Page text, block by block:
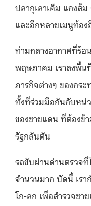
ปลากุเลาเค็ม แกงส้
และอีกหลายเมนูท้อ
ท่ามกลางอากาศที่ร้อ
พฤษภาคม เราลงพื้น
ภารกิจต่างๆ ของกร
ทั้งที่ร่วมมือกันกับหน่
ของชายแดน ที่ต้องข้
รัฐกลันตัน
รถขับผ่านด่านตรวจที่
จำนวนมาก บัดนี้ เรา
โก-ลก เพื่อสำรวจชา